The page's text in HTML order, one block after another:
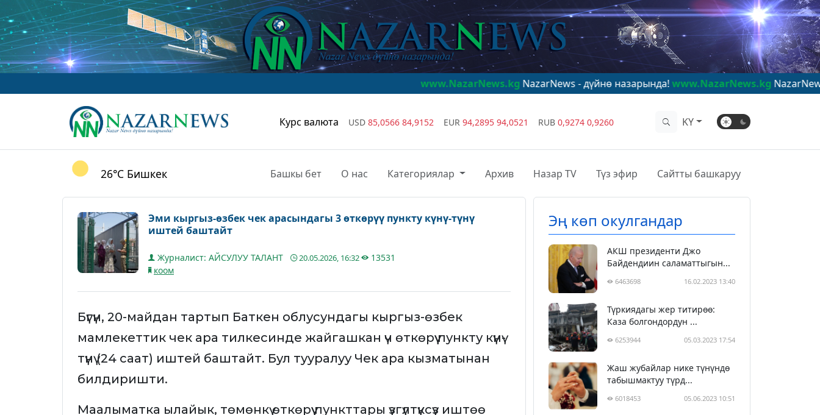
www.NazarNews.kgNazarNews - дүйнө назарында!www.NazarNews.kgNazarNews - в
Курс валюта USD 85,0566 84,9152 EUR 94,2895 94,0521 RUB 0,9274 0,9260 KY
26°C Бишкек Башкы бет О нас Категориялар Архив Назар TV Түз эфир Сайтты башкаруу
Эми кыргыз-өзбек чек арасындагы 3 өткөрүү пункту күнү-түнү
иштей баштайт
Журналист: АЙСУЛУУ ТАЛАНТ 20.05.2026, 16:32
13531
коом
Бүгүн, 20-майдан тартып Баткен облусундагы кыргыз-өзбек
мамлекеттик чек ара тилкесинде жайгашкан үч өткөрүү пункту күнү-
түнү (24 саат) иштей баштайт. Бул тууралуу Чек ара кызматынан
билдиришти.
Маалыматка ылайык, төмөнкү өткөрүү пункттары үзгүлтүксүз иштөө
Эң көп окулгандар
АКШ президенти Джо
Байдендиин саламаттыгын...
6463698 16.02.2023 13:40
Түркиядагы жер титирөө:
Каза болгондордун ...
6253944 05.03.2023 17:54
Жаш жубайлар нике түнүндө
табышмактуу түрд...
6018453 05.06.2023 10:51